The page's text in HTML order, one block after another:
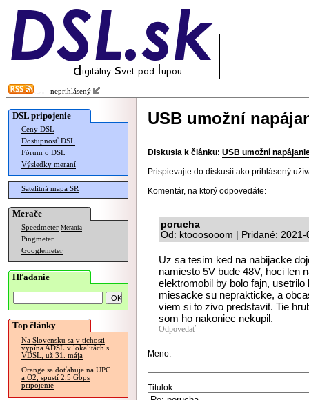
neprihlásený
DSL pripojenie
Ceny DSL
Dostupnosť DSL
Fórum o DSL
Výsledky meraní
Satelitná mapa SR
Merače
Speedmeter Merania
Pingmeter
Googlemeter
Hľadanie
Top články
Na Slovensku sa v tichosti
vypína ADSL v lokalitách s
VDSL, už 31. mája
Orange sa doťahuje na UPC
a O2, spustí 2.5 Gbps
pripojenie
USB umožní
Diskusia k článku: USB umožní
Prispievajte do diskusií ako prihlásený
Komentár, na ktorý odpovedáte:
porucha
Od: ktooosooom | Pridané:
Uz sa tesim ked na nabijacke
namiesto 5V bude 48V, hoci len
elektromobil by bolo fajn,
miesacke su neprakticke, a
viem si to zivo predstavit. Tie
som ho nakoniec nekupil.
Odpovedať
Meno:
Titulok: